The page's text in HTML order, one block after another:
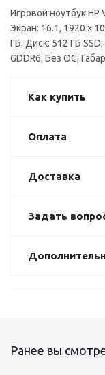
Игровой ноутбук HP
Экран: 16.1, 1920 x
ГБ; Диск: 512 ГБ
GDDR6; Без ОС;
Как купить
Оплата
Доставка
Задать
Ранее вы